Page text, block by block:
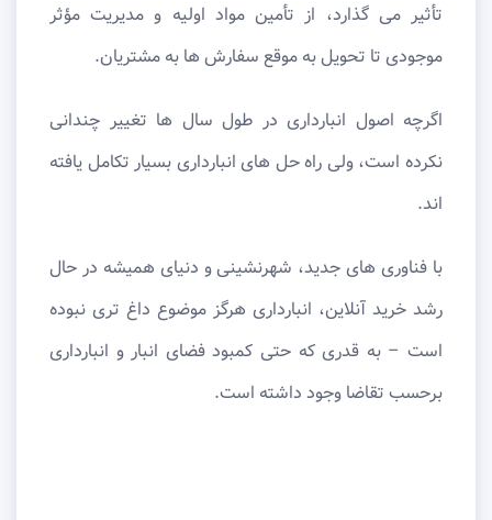
تأثیر می ‌گذارد، از تأمین مواد اولیه و مدیریت مؤثر
موجودی تا تحویل به موقع سفارش ‌ها به مشتریان.
اگرچه اصول انبارداری در طول سال ها تغییر چندانی
نکرده است، ولی راه حل های انبارداری بسیار تکامل یافته
اند.
با فناوری ‌های جدید، شهرنشینی و دنیای همیشه در حال
رشد خرید آنلاین، انبارداری هرگز موضوع داغ ‌تری نبوده
است – به‌ قدری که حتی کمبود فضای انبار و انبارداری
برحسب تقاضا وجود داشته است.